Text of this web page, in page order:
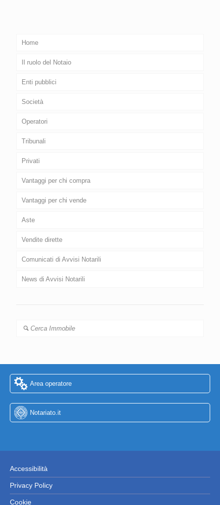
Home
Il ruolo del Notaio
Enti pubblici
Società
Operatori
Tribunali
Privati
Vantaggi per chi compra
Vantaggi per chi vende
Aste
Vendite dirette
Comunicati di Avvisi Notarili
News di Avvisi Notarili
Cerca Immobile
Area operatore
Notariato.it
Accessibilità
Privacy Policy
Cookie